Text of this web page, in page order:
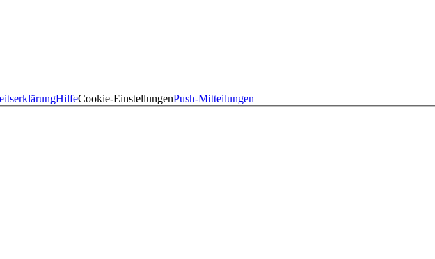
HilfeCookie-EinstellungenPush-Mitteilungen